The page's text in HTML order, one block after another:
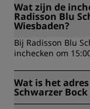
Wat zijn de
Radisson Blu
Wiesbaden?
Bij Radisson Blu
inchecken om
Wat is het
Schwarzer